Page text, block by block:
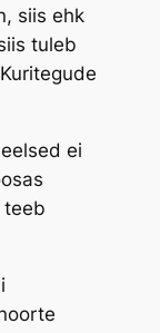
siis ehk
tuleb
ei
teeb